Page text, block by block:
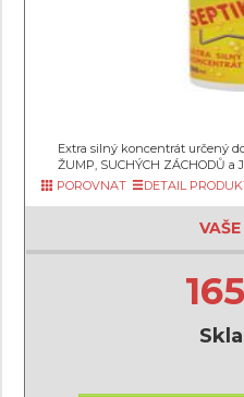
Extra silný koncentrát určený
ŽUMP, SUCHÝCH ZÁCHODŮ a
POROVNAT
DETAIL